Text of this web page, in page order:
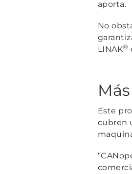
aporta.
No
LINAK®
Este
cubren